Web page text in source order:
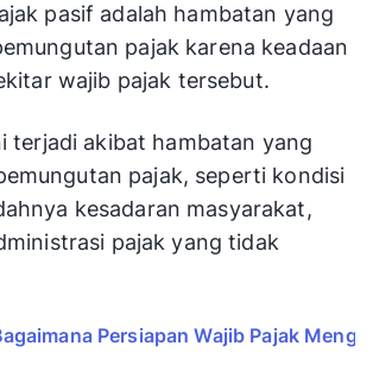
pasif adalah hambatan yang
pajak karena keadaan
wajib pajak tersebut.
terjadi akibat hambatan yang
pajak, seperti kondisi
kesadaran masyarakat,
pajak yang tidak
Persiapan Wajib Pajak